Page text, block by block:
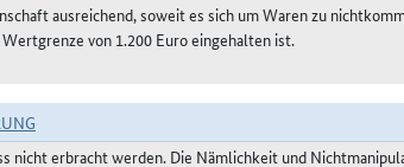
ausreichend, soweit es sich um Waren zu
von 1.200 Euro eingehalten ist.
nicht erbracht werden. Die Nämlichkeit und